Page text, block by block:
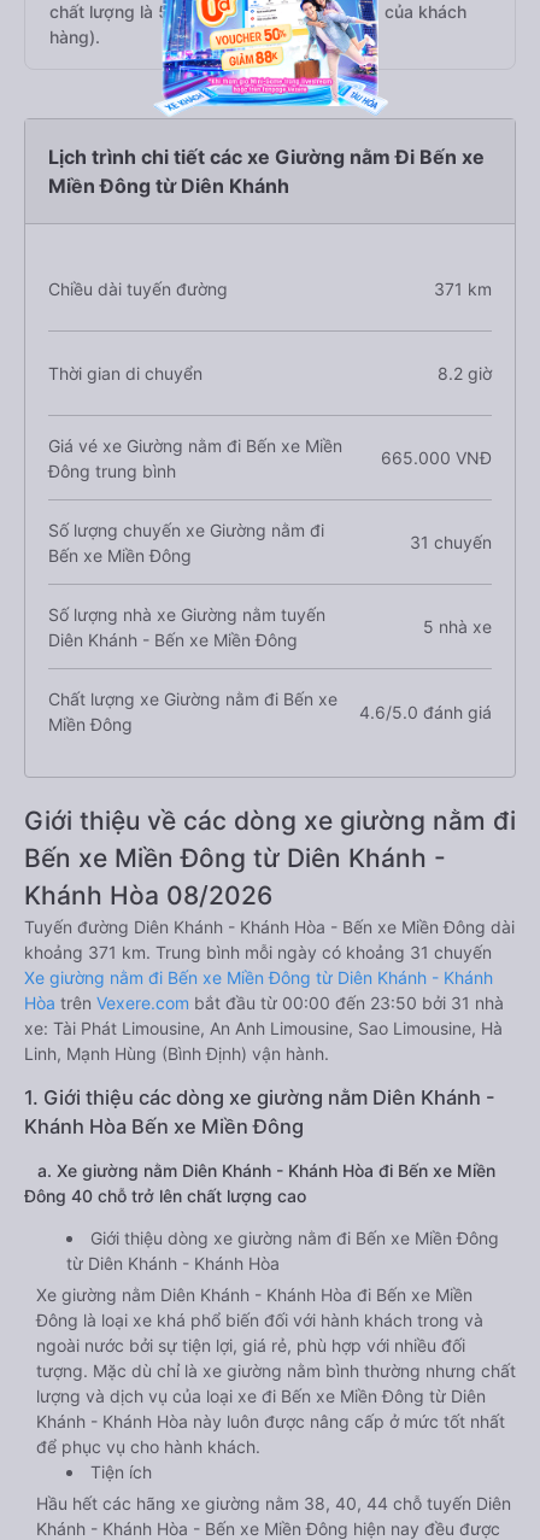
chất lượng là 5/5 dựa trên 1820 đánh giá của khách
hàng).
Lịch trình chi tiết các xe Giường nằm Đi Bến xe
Miền Đông từ Diên Khánh
Chiều dài tuyến đường 371 km
Thời gian di chuyển 8.2 giờ
Giá vé xe Giường nằm đi Bến xe Miền
Đông trung bình
665.000 VNĐ
Số lượng chuyến xe Giường nằm đi
Bến xe Miền Đông
31 chuyến
Số lượng nhà xe Giường nằm tuyến
Diên Khánh - Bến xe Miền Đông
5 nhà xe
Chất lượng xe Giường nằm đi Bến xe
Miền Đông
4.6/5.0 đánh giá
Giới thiệu về các dòng xe giường nằm đi
Bến xe Miền Đông từ Diên Khánh -
Khánh Hòa 08/2026
Tuyến đường Diên Khánh - Khánh Hòa - Bến xe Miền Đông dài
khoảng 371 km. Trung bình mỗi ngày có khoảng 31 chuyến
Xe giường nằm đi Bến xe Miền Đông từ Diên Khánh - Khánh
Hòa trên Vexere.com bắt đầu từ 00:00 đến 23:50 bởi 31 nhà
xe: Tài Phát Limousine, An Anh Limousine, Sao Limousine, Hà
Linh, Mạnh Hùng (Bình Định) vận hành.
1. Giới thiệu các dòng xe giường nằm Diên Khánh -
Khánh Hòa Bến xe Miền Đông
a. Xe giường nằm Diên Khánh - Khánh Hòa đi Bến xe Miền
Đông 40 chỗ trở lên chất lượng cao
Giới thiệu dòng xe giường nằm đi Bến xe Miền Đông
từ Diên Khánh - Khánh Hòa
Xe giường nằm Diên Khánh - Khánh Hòa đi Bến xe Miền
Đông là loại xe khá phổ biến đối với hành khách trong và
ngoài nước bởi sự tiện lợi, giá rẻ, phù hợp với nhiều đối
tượng. Mặc dù chỉ là xe giường nằm bình thường nhưng chất
lượng và dịch vụ của loại xe đi Bến xe Miền Đông từ Diên
Khánh - Khánh Hòa này luôn được nâng cấp ở mức tốt nhất
để phục vụ cho hành khách.
Tiện ích
Hầu hết các hãng xe giường nằm 38, 40, 44 chỗ tuyến Diên
Khánh - Khánh Hòa - Bến xe Miền Đông hiện nay đều được